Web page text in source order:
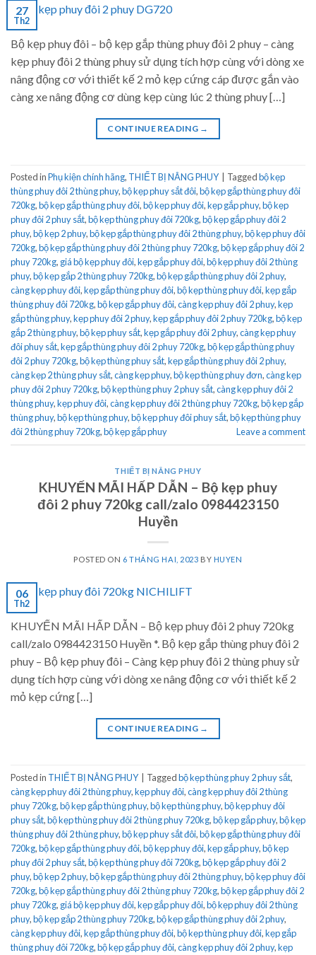
27
Th2
Bộ kẹp phuy đôi – bộ kẹp gắp thùng phuy đôi 2 phuy – càng
kẹp phuy đôi 2 thùng phuy sử dụng tích hợp cùng với dòng xe
nâng động cơ với thiết kế 2 mỏ kẹp cứng cáp được gắn vào
càng xe nâng động cơ dùng kẹp cùng lúc 2 thùng phuy […]
CONTINUE READING →
Posted inPhụ kiện chính hãng, THIẾT BỊ NÂNG PHUY Taggedbộ kẹp
thùng phuy đôi 2 thùng phuy,bộ kẹp phuy sắt đôi,bộ kẹp gắp thùng phuy đôi
720kg,bộ kẹp gắp thùng phuy đôi,bộ kẹp phuy đôi,kẹp gắp phuy,bộ kẹp
phuy đôi 2 phuy sắt,bộ kẹp thùng phuy đôi 720kg,bộ kẹp gắp phuy đôi 2
phuy,bộ kẹp 2 phuy,bộ kẹp gắp thùng phuy đôi 2 thùng phuy,bộ kẹp phuy đôi
720kg,bộ kẹp gắp thùng phuy đôi 2 thùng phuy 720kg,bộ kẹp gắp phuy đôi 2
phuy 720kg, giá bộ kẹp phuy đôi,kẹp gắp phuy đôi,bộ kẹp phuy đôi 2 thùng
phuy,bộ kẹp gắp 2 thùng phuy 720kg,bộ kẹp gắp thùng phuy đôi 2 phuy,
càng kẹp phuy đôi,kẹp gắp thùng phuy đôi,bộ kẹp thùng phuy đôi,kẹp gắp
thùng phuy đôi 720kg,bộ kẹp gắp phuy đôi,càng kẹp phuy đôi 2 phuy,kẹp
gắp thùng phuy,kẹp phuy đôi 2 phuy,kẹp gắp phuy đôi 2 phuy 720kg,bộ kẹp
gắp 2 thùng phuy,bộ kẹp phuy sắt,kẹp gắp phuy đôi 2 phuy,càng kẹp phuy
đôi phuy sắt,kẹp gắp thùng phuy đôi 2 phuy 720kg,bộ kẹp gắp thùng phuy
đôi 2 phuy 720kg,bộ kẹp thùng phuy sắt,kẹp gắp thùng phuy đôi 2 phuy,
càng kẹp 2 thùng phuy sắt,càng kẹp phuy,bộ kẹp thùng phuy đơn,càng kẹp
phuy đôi 2 phuy 720kg,bộ kẹp thùng phuy 2 phuy sắt,càng kẹp phuy đôi 2
thùng phuy,kẹp phuy đôi,càng kẹp phuy đôi 2 thùng phuy 720kg,bộ kẹp gắp
thùng phuy,bộ kẹp thùng phuy,bộ kẹp phuy đôi phuy sắt,bộ kẹp thùng phuy
đôi 2 thùng phuy 720kg,bộ kẹp gắp phuy Leave a comment
THIẾT BỊ NÂNG PHUY
KHUYẾN MÃI HẤP DẪN – Bộ kẹp phuy
đôi 2 phuy 720kg call/zalo 0984423150
Huyền
POSTED ON 6 THÁNG HAI, 2023 BY HUYEN
06
Th2
KHUYẾN MÃI HẤP DẪN – Bộ kẹp phuy đôi 2 phuy 720kg
call/zalo 0984423150 Huyền *. Bộ kẹp gắp thùng phuy đôi 2
phuy – Bộ kẹp phuy đôi – Càng kẹp phuy đôi 2 thùng phuy sử
dụng tích hợp cùng với dòng xe nâng động cơ với thiết kế 2
mỏ kẹp cứng […]
CONTINUE READING →
Posted in THIẾT BỊ NÂNG PHUY | Taggedbộ kẹp thùng phuy 2 phuy sắt,
càng kẹp phuy đôi 2 thùng phuy,kẹp phuy đôi,càng kẹp phuy đôi 2 thùng
phuy 720kg,bộ kẹp gắp thùng phuy,bộ kẹp thùng phuy,bộ kẹp phuy đôi
phuy sắt,bộ kẹp thùng phuy đôi 2 thùng phuy 720kg,bộ kẹp gắp phuy,bộ kẹp
thùng phuy đôi 2 thùng phuy,bộ kẹp phuy sắt đôi,bộ kẹp gắp thùng phuy đôi
720kg,bộ kẹp gắp thùng phuy đôi,bộ kẹp phuy đôi,kẹp gắp phuy,bộ kẹp
phuy đôi 2 phuy sắt,bộ kẹp thùng phuy đôi 720kg,bộ kẹp gắp phuy đôi 2
phuy,bộ kẹp 2 phuy,bộ kẹp gắp thùng phuy đôi 2 thùng phuy,bộ kẹp phuy đôi
720kg,bộ kẹp gắp thùng phuy đôi 2 thùng phuy 720kg,bộ kẹp gắp phuy đôi 2
phuy 720kg, giá bộ kẹp phuy đôi,kẹp gắp phuy đôi,bộ kẹp phuy đôi 2 thùng
phuy,bộ kẹp gắp 2 thùng phuy 720kg,bộ kẹp gắp thùng phuy đôi 2 phuy,
càng kẹp phuy đôi,kẹp gắp thùng phuy đôi,bộ kẹp thùng phuy đôi,kẹp gắp
thùng phuy đôi 720kg,bộ kẹp gắp phuy đôi,càng kẹp phuy đôi 2 phuy,kẹp